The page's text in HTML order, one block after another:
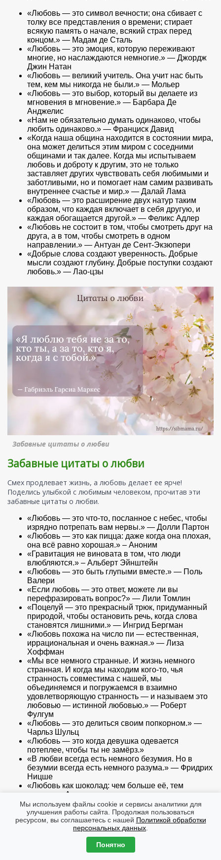
«Любовь — это символ вечности; она сбивает с
толку все представления о времени; стирает
всякую память о начале, всякий страх перед
концом.» — Мадам де Сталь
«Любовь — это эмоция, которую переживают
многие, но наслаждаются немногие.» — Джордж
Джин Натан
«Любовь — великий учитель. Она учит нас быть
тем, кем мы никогда не были.» — Мольер
«Любовь — это выбор, который вы делаете из
мгновения в мгновение.» — Барбара Де
Анджелис
«Нам не обязательно думать одинаково, чтобы
любить одинаково.» — Франциск Давид
«Когда наша община находится в состоянии мира,
она может делиться этим миром с соседними
общинами и так далее. Когда мы испытываем
любовь и доброту к другим, это не только
заставляет других чувствовать себя любимыми и
заботливыми, но и помогает нам самим развивать
внутреннее счастье и мир.» — Далай Лама
«Любовь — это расширение двух натур таким
образом, что каждая включает в себя другую, и
каждая обогащается другой.» — Феликс Адлер
«Любовь не состоит в том, чтобы смотреть друг на
друга, а в том, чтобы смотреть в одном
направлении.» — Антуан де Сент-Экзюпери
«Добрые слова создают уверенность. Добрые
мысли создают глубину. Добрые поступки создают
любовь.» — Лао-цзы
Забавные цитаты о любви
Забавные цитаты о любви
Смех продлевает жизнь, а любовь делает ее ярче!
Поделись улыбкой с любимым человеком, прочитав эти
забавные цитаты о любви.
«Любовь — это что-то, посланное с небес, чтобы
изрядно потрепать вам нервы.» — Долли Партон
«Любовь — это как пицца: даже когда она плохая,
она всё равно хорошая.» – Аноним
«Гравитация не виновата в том, что люди
влюбляются.» – Альберт Эйнштейн
«Любовь — это быть глупыми вместе.» — Поль
Валери
«Если любовь — это ответ, можете ли вы
перефразировать вопрос?» — Лили Томлин
«Поцелуй — это прекрасный трюк, придуманный
природой, чтобы остановить речь, когда слова
становятся лишними.» — Ингрид Бергман
«Любовь похожа на число пи — естественная,
иррациональная и очень важная.» — Лиза
Хоффман
«Мы все немного странные. И жизнь немного
странная. И когда мы находим кого-то, чья
странность совместима с нашей, мы
объединяемся и погружаемся в взаимно
удовлетворяющую странность — и называем это
любовью — истинной любовью.» — Роберт
Фулгум
«Любовь — это делиться своим попкорном.» —
Чарльз Шульц
«Любовь — это когда девушка одевается
потеплее, чтобы ты не замёрз.»
«В любви всегда есть немного безумия. Но в
безумии всегда есть немного разума.» — Фридрих
Ницше
«Любовь как шоколад: чем больше её, тем
лучше.» – Аноним
«Любовь означает, что приходится извиняться
каждые пятнадцать минут.» — Джон Леннон
«Миру действительно нужно больше любви и
меньше бумажной волокиты.» — Перл Бейли
«Любовь: временное помешательство, которое
излечивается браком.» — Амброз Бирс
Мы используем файлы cookie и сервисы аналитики для
улучшения работы сайта. Продолжая пользоваться
ресурсом, вы соглашаетесь с нашей Политикой обработки
персональных данных
Понятно